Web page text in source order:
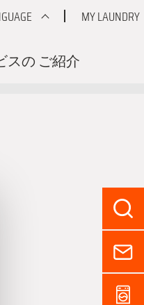
MY LAUNDRY
スの ご紹介